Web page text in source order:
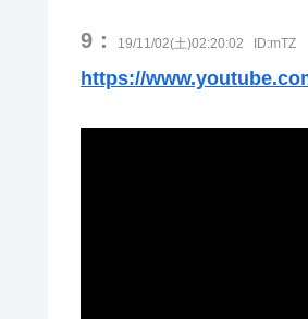
9： 19/11/02(土)02:20:02 ID:mTZ
https://